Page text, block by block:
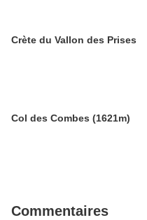
Crète du Vallon des Prises
Col des Combes (1621m)
Commentaires